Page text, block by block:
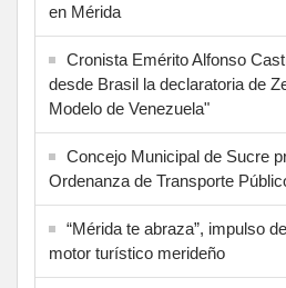
en Mérida
Cronista Emérito Alfonso
desde Brasil la declaratoria de
Modelo de Venezuela"
Concejo Municipal de Sucre
Ordenanza de Transporte
“Mérida te abraza”, impulso
motor turístico merideño